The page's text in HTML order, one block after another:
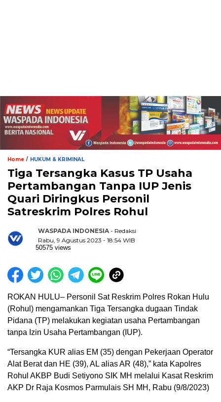
Home / HUKUM & KRIMINAL
Tiga Tersangka Kasus TP Usaha
Pertambangan Tanpa IUP Jenis
Quari Diringkus Personil
Satreskrim Polres Rohul
WASPADA INDONESIA - Redaksi
Rabu, 9 Agustus 2023 - 18:54 WIB
50575 views
ROKAN HULU– Personil Sat Reskrim Polres Rokan Hulu
(Rohul) mengamankan Tiga Tersangka dugaan Tindak
Pidana (TP) melakukan kegiatan usaha Pertambangan
tanpa Izin Usaha Pertambangan (IUP).
“Tersangka KUR alias EM (35) dengan Pekerjaan Operator
Alat Berat dan HE (39), AL alias AR (48),” kata Kapolres
Rohul AKBP Budi Setiyono SIK MH melalui Kasat Reskrim
AKP Dr Raja Kosmos Parmulais SH MH, Rabu (9/8/2023)